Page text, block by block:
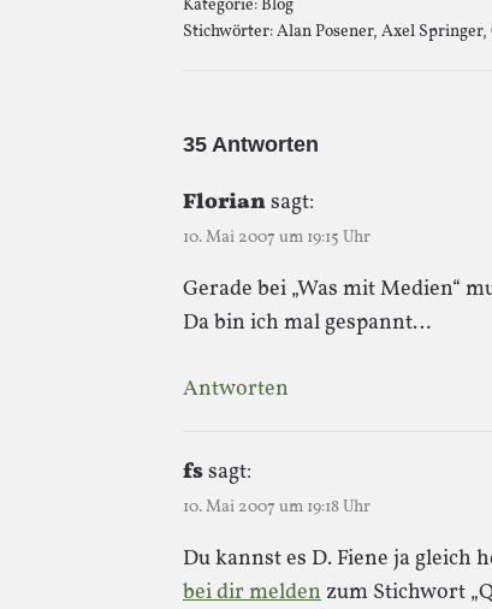
Kategorie:Blog
Stichwörter:Alan Posener, Axel Springer,
35 Antworten
Floriansagt:
10. Mai 2007 um 19:15 Uhr
Gerade bei „Was mit Medien“
Da bin ich mal gespannt…
Antworten
fssagt:
10. Mai 2007 um 19:18 Uhr
Du kannst es D. Fiene ja gleich
bei dir melden zum Stichwort